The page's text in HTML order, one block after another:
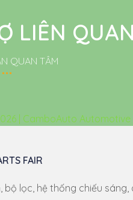
LIÊN QUAN
QUAN TÂM
FAIR
lọc, hệ thống chiếu